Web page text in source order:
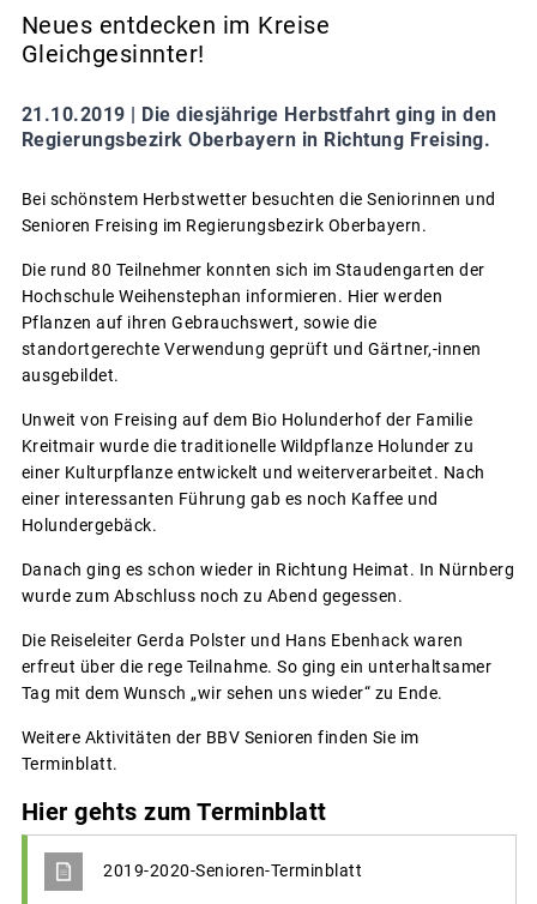
Neues entdecken im Kreise
Gleichgesinnter!
21.10.2019 | Die diesjährige Herbstfahrt ging in den
Regierungsbezirk Oberbayern in Richtung Freising.
Bei schönstem Herbstwetter besuchten die Seniorinnen und
Senioren Freising im Regierungsbezirk Oberbayern.
Die rund 80 Teilnehmer konnten sich im Staudengarten der
Hochschule Weihenstephan informieren. Hier werden
Pflanzen auf ihren Gebrauchswert, sowie die
standortgerechte Verwendung geprüft und Gärtner,-innen
ausgebildet.
Unweit von Freising auf dem Bio Holunderhof der Familie
Kreitmair wurde die traditionelle Wildpflanze Holunder zu
einer Kulturpflanze entwickelt und weiterverarbeitet. Nach
einer interessanten Führung gab es noch Kaffee und
Holundergebäck.
Danach ging es schon wieder in Richtung Heimat. In Nürnberg
wurde zum Abschluss noch zu Abend gegessen.
Die Reiseleiter Gerda Polster und Hans Ebenhack waren
erfreut über die rege Teilnahme. So ging ein unterhaltsamer
Tag mit dem Wunsch „wir sehen uns wieder“ zu Ende.
Weitere Aktivitäten der BBV Senioren finden Sie im
Terminblatt.
Hier gehts zum Terminblatt
2019-2020-Senioren-Terminblatt